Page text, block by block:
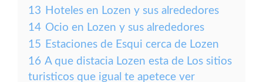
13 Hoteles en Lozen y sus alrededores
14 Ocio en Lozen y sus alrededores
15 Estaciones de Esqui cerca de Lozen
16 A que distacia Lozen esta de Los sitios
turisticos que igual te apetece ver